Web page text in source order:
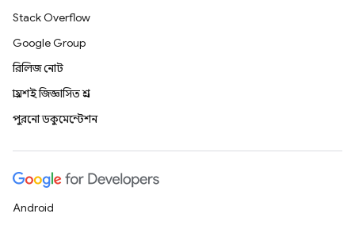
Stack Overflow
Google Group
রিলিজ নোট
প্রায়শই জিজ্ঞাসিত প্রশ্ন
পুরনো ডকুমেন্টেশন
Android